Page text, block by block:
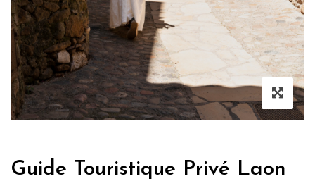
Guide Touristique Privé Laon